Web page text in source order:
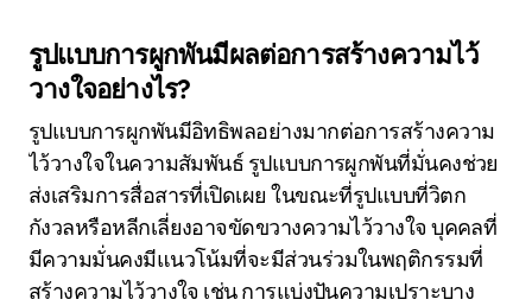
รูปแบบการผูกพันมีผลต่อการสร้างความไว้
วางใจอย่างไร?
รูปแบบการผูกพันมีอิทธิพลอย่างมากต่อการสร้างความ
ไว้วางใจในความสัมพันธ์ รูปแบบการผูกพันที่มั่นคงช่วย
ส่งเสริมการสื่อสารที่เปิดเผย ในขณะที่รูปแบบที่วิตก
กังวลหรือหลีกเลี่ยงอาจขัดขวางความไว้วางใจ บุคคลที่
มีความมั่นคงมีแนวโน้มที่จะมีส่วนร่วมในพฤติกรรมที่
สร้างความไว้วางใจ เช่น การแบ่งปันความเปราะบาง